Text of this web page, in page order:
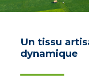
Un tissu
dynamique